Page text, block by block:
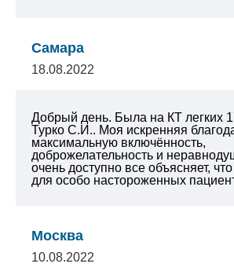
Самара
18.08.2022
Добрый день. Была на КТ легких
Турко С.И.. Моя искренняя
максимальную включённость,
доброжелательность и
очень доступно все объясняет,
для особо настороженных
Москва
10.08.2022